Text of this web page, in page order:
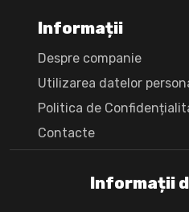
Informații
Informații
Despre companie
Utilizarea datelor
Politica de
Сontacte